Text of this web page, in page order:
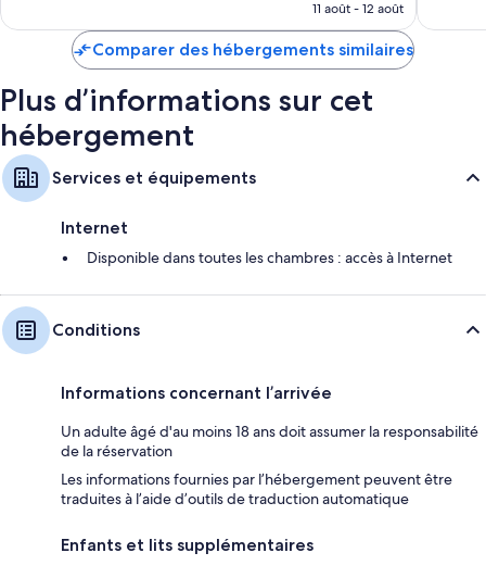
prix
de
11 août - 12 août
Comparer des hébergements similaires
Plus d’informations sur cet
hébergement
Services et équipements
Internet
Disponible dans toutes les chambres : accès à Internet
Conditions
Informations concernant l’arrivée
Un adulte âgé d'au moins 18 ans doit assumer la responsabilité
de la réservation
Les informations fournies par l’hébergement peuvent être
traduites à l’aide d’outils de traduction automatique
Enfants et lits supplémentaires